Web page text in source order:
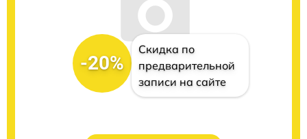
-20%
Скидка по
предварительной
записи на сайте